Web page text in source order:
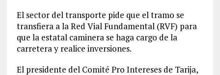
El sector del transporte pide que el tramo se
transfiera a la Red Vial Fundamental (RVF) para
que la estatal caminera se haga cargo de la
carretera y realice inversiones.
El presidente del Comité Pro Intereses de Tarija,